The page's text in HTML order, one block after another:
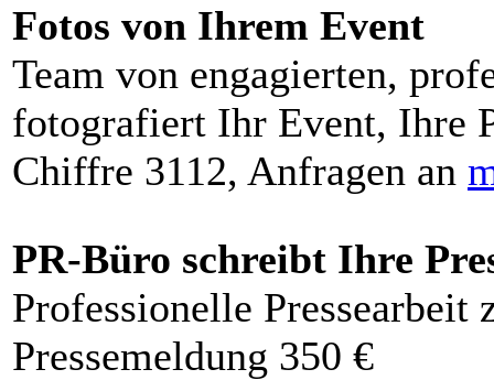
Fotos von Ihrem Event
Team von engagierten,
fotografiert Ihr Event, Ihre
Chiffre 3112, Anfragen an
PR-Büro schreibt Ihre
Professionelle Pressearbeit
Pressemeldung 350 €